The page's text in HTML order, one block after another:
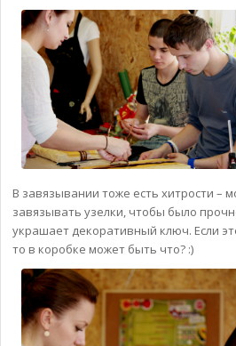
В завязывании тоже есть хитрости –
завязывать узелки, чтобы было
украшает декоративный ключ. Если
то в коробке может быть что? :)